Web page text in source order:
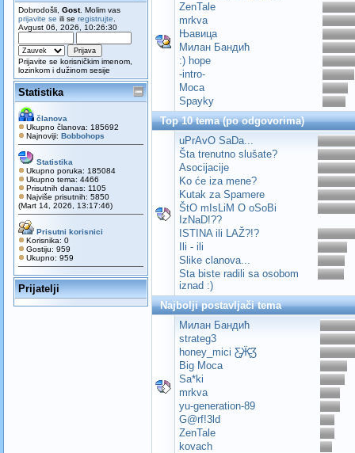
Dobrodošli, Gost. Molim vas
prijavite se ili se registrujte
Avgust 06, 2026, 10:26:30
Prijavite se korisničkim imenom,
lozinkom i dužinom sesije
Statistika
članova
Ukupno članova: 185692
Najnoviji: Bobbohops
Statistika
Ukupno poruka: 185084
Ukupno tema: 4466
Prisutnih danas: 1105
Najviše prisutnih: 5850
(Mart 14, 2026, 13:17:46)
Prisutni korisnici
Korisnika: 0
Gostiju: 959
Ukupno: 959
Prijatelji
ZenTale
mrkva
Њавица
Милан Бандић
:) hope
-intro-
Moca
Spayky
Top 10 tema (po odgovorima)
uPrAvO SaDa...
Šta trenutno slušate?
Asocijacije
Ko će iza mene?
Kutak za Spamere
ŠtO mIsLiM O oSoBi
IzNaD!??
ISTINA ili LAŽ?!?
Ili - ili
Slike clanova...
Sta biste radili sa osobom
iznad :)
Najbolji postavljači tema
Милан Бандић
strateg3
honey_mici Ƹ̵̡Ӝ̵̨̄Ʒ
Big Moca
Sa*ki
mrkva
yu-generation-89
G@rf!3ld
ZenTale
kovach